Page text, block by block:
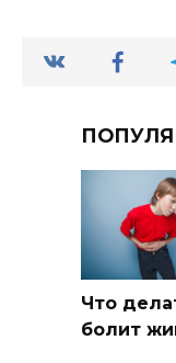
Что
болит